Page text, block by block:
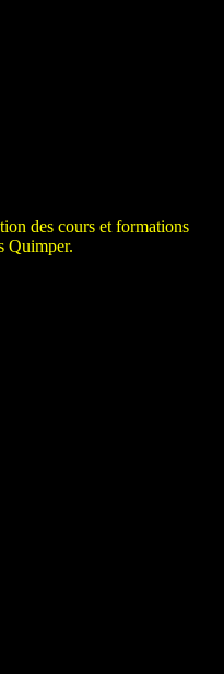
des cours et formations
Quimper.